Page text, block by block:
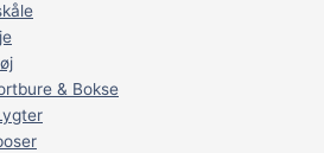
& Bokse